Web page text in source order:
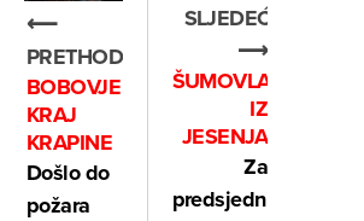
⟵
PRETHODNO
BOBOVJE
KRAJ
KRAPINE
Došlo do
požara
SLJEDEĆE
⟶
ŠUMOVLASNICI
IZ
JESENJA
Za
predsjednika